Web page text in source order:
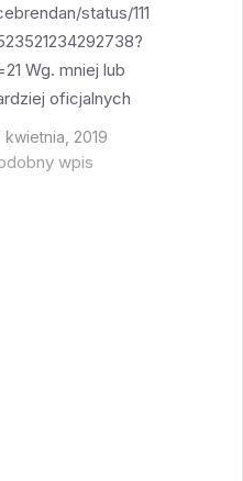
status/111
Wg. mniej lub
oficjalnych
po tym jak
się problem z
kwietnia, 2019
wpis